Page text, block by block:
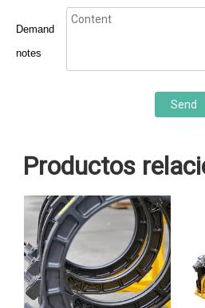
Demand
notes
Send
Productos